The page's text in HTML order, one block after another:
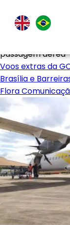
passagem aérea
Voos extras da
Brasília e
Flora